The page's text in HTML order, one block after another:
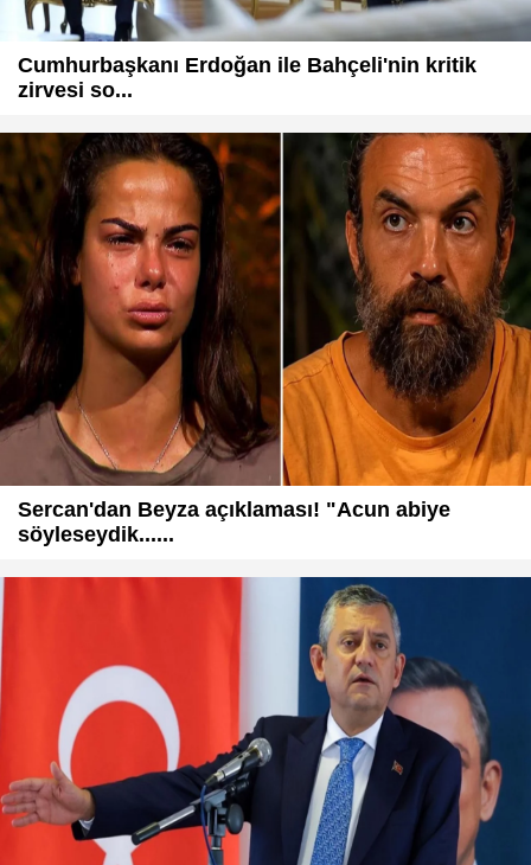
Cumhurbaşkanı Erdoğan ile Bahçeli'nin kritik
zirvesi so...
Sercan'dan Beyza açıklaması! "Acun abiye
söyleseydik......